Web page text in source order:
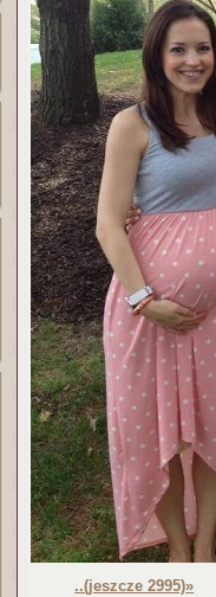
..(jeszcze 2995)»